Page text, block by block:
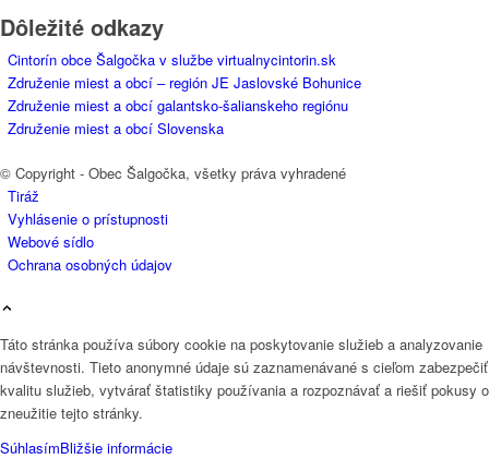
Dôležité odkazy
Cintorín obce Šalgočka v službe virtualnycintorin.sk
Združenie miest a obcí – región JE Jaslovské Bohunice
Združenie miest a obcí galantsko-šalianskeho regiónu
Združenie miest a obcí Slovenska
© Copyright - Obec Šalgočka, všetky práva vyhradené
Tiráž
Vyhlásenie o prístupnosti
Webové sídlo
Ochrana osobných údajov
Táto stránka používa súbory cookie na poskytovanie služieb a analyzovanie
návštevnosti. Tieto anonymné údaje sú zaznamenávané s cieľom zabezpečiť
kvalitu služieb, vytvárať štatistiky používania a rozpoznávať a riešiť pokusy o
zneužitie tejto stránky.
SúhlasímBližšie informácie